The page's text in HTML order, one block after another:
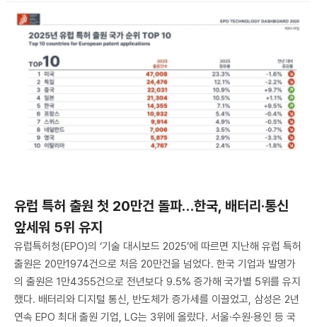
유럽 특허 출원 첫 20만건 돌파…한국, 배터리·통신
앞세워 5위 유지
유럽특허청(EPO)의 ‘기술 대시보드 2025’에 따르면 지난해 유럽 특허
출원은 20만1974건으로 처음 20만건을 넘었다. 한국 기업과 발명가
의 출원은 1만4355건으로 전년보다 9.5% 증가해 국가별 5위를 유지
했다. 배터리와 디지털 통신, 반도체가 증가세를 이끌었고, 삼성은 2년
연속 EPO 최대 출원 기업, LG는 3위에 올랐다. 서울·수원·용인 등 국